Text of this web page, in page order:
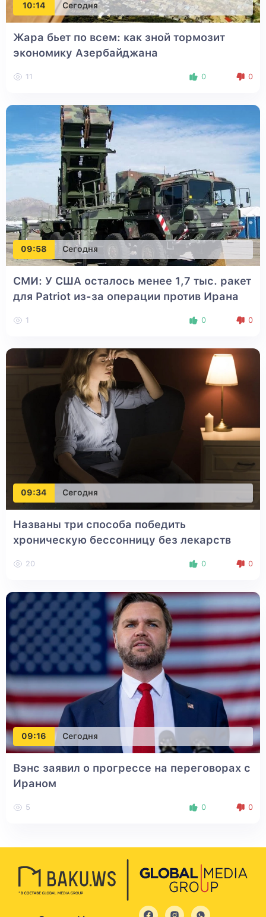
10:14 Сегодня
Жара бьет по всем: как зной тормозит
экономику Азербайджана
11 0 0
09:58 Сегодня
СМИ: У США осталось менее 1,7 тыс. ракет
для Patriot из-за операции против Ирана
1 0 0
09:34 Сегодня
Названы три способа победить
хроническую бессонницу без лекарств
20 0 0
09:16 Сегодня
Вэнс заявил о прогрессе на переговорах с
Ираном
5 0 0